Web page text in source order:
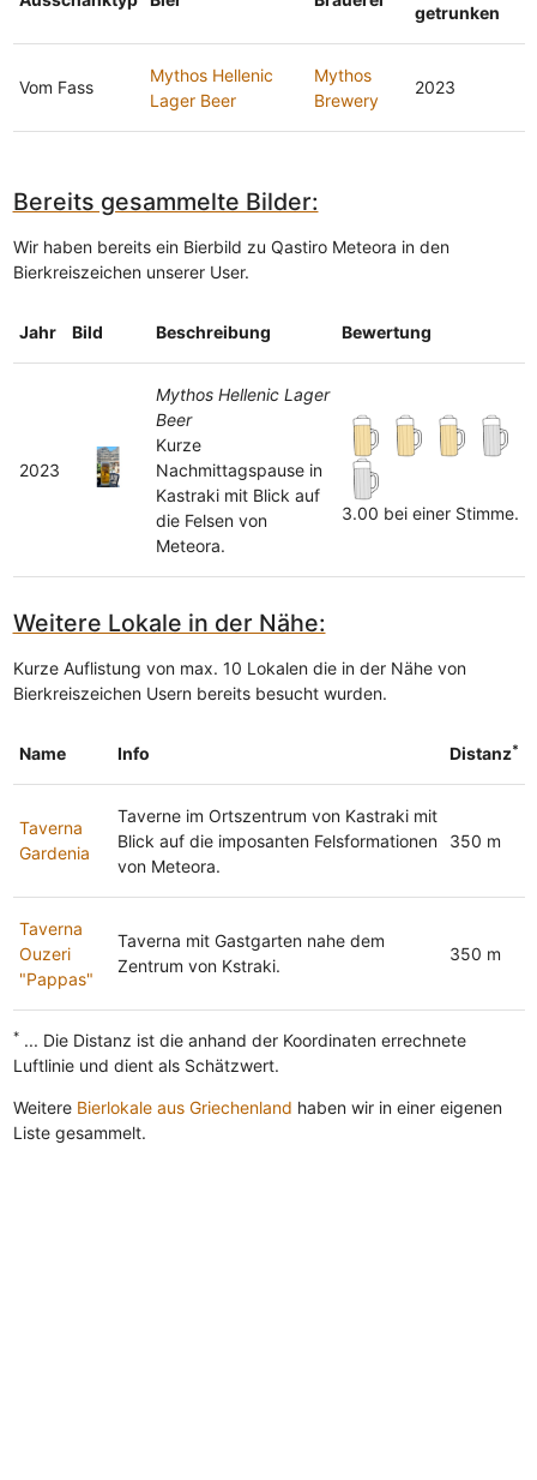
getrunken
Vom Fass
Mythos Hellenic
Lager Beer
Mythos
Brewery
2023
Bereits gesammelte Bilder:
Wir haben bereits ein Bierbild zu Qastiro Meteora in den
Bierkreiszeichen unserer User.
Jahr Bild Beschreibung Bewertung
2023
Mythos Hellenic Lager
Beer
Kurze
Nachmittagspause in
Kastraki mit Blick auf
die Felsen von
Meteora.
3.00 bei einer Stimme.
Weitere Lokale in der Nähe:
Kurze Auflistung von max. 10 Lokalen die in der Nähe von
Bierkreiszeichen Usern bereits besucht wurden.
Name Info Distanz*
Taverna
Gardenia
Taverne im Ortszentrum von Kastraki mit
Blick auf die imposanten Felsformationen
von Meteora.
350 m
Taverna
Ouzeri
"Pappas"
Taverna mit Gastgarten nahe dem
Zentrum von Kstraki.
350 m
*... Die Distanz ist die anhand der Koordinaten errechnete
Luftlinie und dient als Schätzwert.
Weitere Bierlokale aus Griechenland haben wir in einer eigenen
Liste gesammelt.